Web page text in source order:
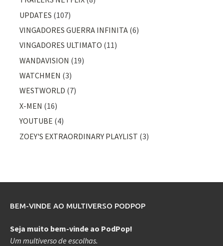
UPDATES (107)
VINGADORES GUERRA INFINITA (6)
VINGADORES ULTIMATO (11)
WANDAVISION (19)
WATCHMEN (3)
WESTWORLD (7)
X-MEN (16)
YOUTUBE (4)
ZOEY'S EXTRAORDINARY PLAYLIST (3)
BEM-VINDE AO MULTIVERSO PODPOP
Seja muito bem-vinde ao PodPop!
Um multiverso de escolhas.